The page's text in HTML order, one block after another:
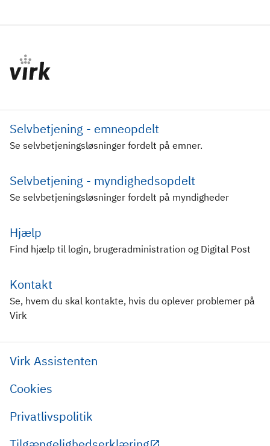
Selvbetjening - emneopdelt
Se selvbetjeningsløsninger fordelt på emner.
Selvbetjening - myndighedsopdelt
Se selvbetjeningsløsninger fordelt på myndigheder
Hjælp
Find hjælp til login, brugeradministration og Digital Post
Kontakt
Se, hvem du skal kontakte, hvis du oplever problemer på
Virk
Virk Assistenten
Cookies
Privatlivspolitik